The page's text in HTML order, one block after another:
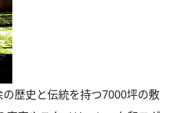
歴史と伝統を持つ7000坪の敷